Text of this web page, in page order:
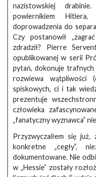
nazistowskiej
powiernikiem
doprowadzenia do
Czy postanowił
zdradził? Pierre
opublikowanej w serii
pytań, dokonuje trafnych
rozwiewa
spiskowych, ci i tak
prezentuje
człowieka
„fanatyczny wyznawca”
Przyzwyczaiłem się
konkretne „cegły”,
dokumentowane. Nie
w „Hessie” zostały